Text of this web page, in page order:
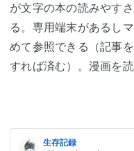
が文字の本の読みやす
る。専用端末があるし
めて参照できる（記事
すれば済む）。漫画を